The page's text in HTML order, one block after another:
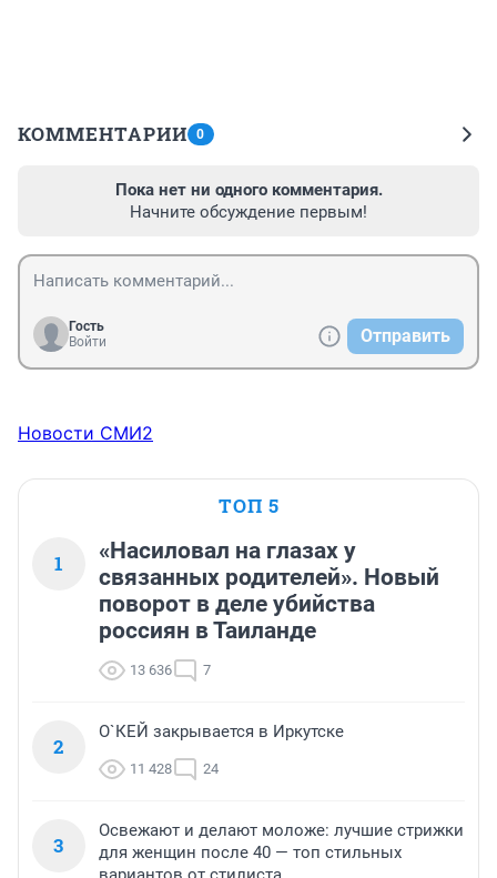
КОММЕНТАРИИ 0
Пока нет ни одного комментария.
Начните обсуждение первым!
Гость
Войти
Отправить
Новости СМИ2
ТОП 5
1
«Насиловал на глазах у
связанных родителей». Новый
поворот в деле убийства
россиян в Таиланде
13 636 7
2
О`КЕЙ закрывается в Иркутске
11 428 24
3
Освежают и делают моложе: лучшие стрижки
для женщин после 40 — топ стильных